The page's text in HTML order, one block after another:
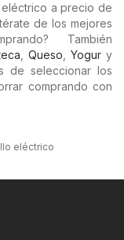
a precio de
de los mejores
También
Queso Yogury
de seleccionar los
comprando con
eléctrico